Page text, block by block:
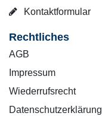
Kontaktformular
Rechtliches
AGB
Impressum
Wiederrufsrecht
Datenschutzerklärung